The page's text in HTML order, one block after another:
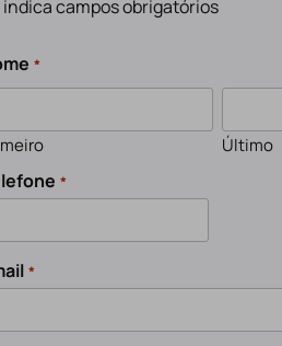
indica campos obrigatórios
*
Último
*
*